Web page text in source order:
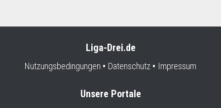
Liga-Drei.de
Nutzungsbedingungen Datenschutz Impressum
Unsere Portale